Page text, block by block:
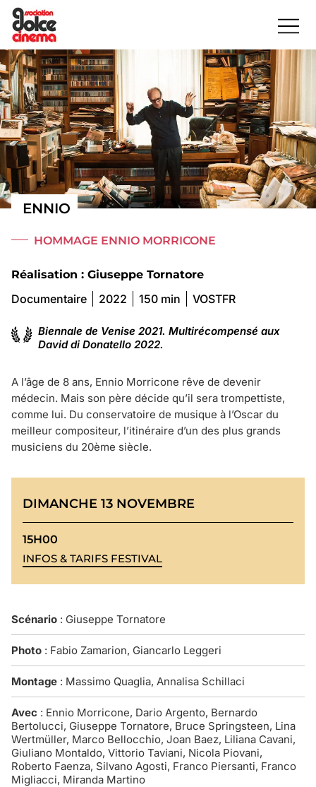
ENNIO
HOMMAGE ENNIO MORRICONE
Réalisation : Giuseppe Tornatore
Documentaire 2022 150 min VOSTFR
Biennale de Venise 2021. Multirécompensé aux
David di Donatello 2022.
A l’âge de 8 ans, Ennio Morricone rêve de devenir
médecin. Mais son père décide qu’il sera trompettiste,
comme lui. Du conservatoire de musique à l’Oscar du
meilleur compositeur, l’itinéraire d’un des plus grands
musiciens du 20ème siècle.
DIMANCHE 13 NOVEMBRE
15H00
INFOS & TARIFS FESTIVAL
Scénario : Giuseppe Tornatore
Photo : Fabio Zamarion, Giancarlo Leggeri
Montage : Massimo Quaglia, Annalisa Schillaci
Avec : Ennio Morricone, Dario Argento, Bernardo
Bertolucci, Giuseppe Tornatore, Bruce Springsteen, Lina
Wertmüller, Marco Bellocchio, Joan Baez, Liliana Cavani,
Giuliano Montaldo, Vittorio Taviani, Nicola Piovani,
Roberto Faenza, Silvano Agosti, Franco Piersanti, Franco
Migliacci, Miranda Martino